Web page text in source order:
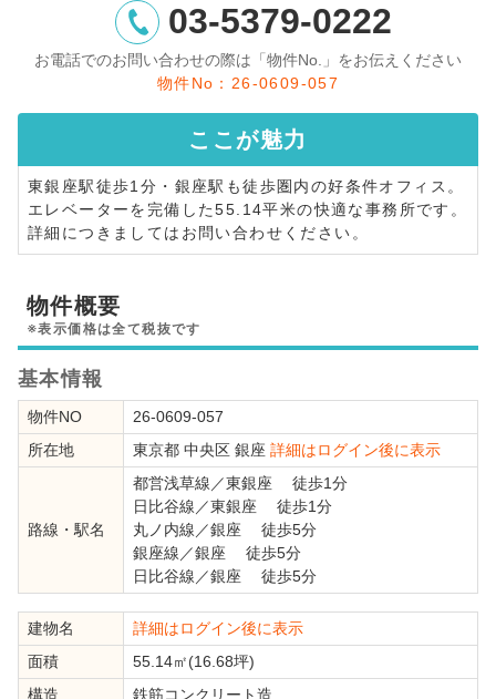
03-5379-0222
お電話でのお問い合わせの際は「物件No.」をお伝えください
物件No：26-0609-057
ここが魅力
東銀座駅徒歩1分・銀座駅も徒歩圏内の好条件オフィス。
エレベーターを完備した55.14平米の快適な事務所です。
詳細につきましてはお問い合わせください。
物件概要
※表示価格は全て税抜です
基本情報
物件NO
26-0609-057
所在地
東京都 中央区 銀座 詳細はログイン後に表示
路線・駅名
都営浅草線 ／東銀座 徒歩1分
日比谷線 ／東銀座 徒歩1分
丸ノ内線 ／銀座 徒歩5分
銀座線 ／銀座 徒歩5分
日比谷線 ／銀座 徒歩5分
建物名
詳細はログイン後に表示
面積
55.14㎡(16.68坪)
構造
鉄筋コンクリート造